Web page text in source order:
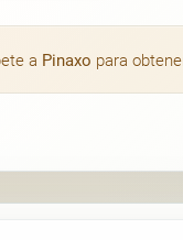
a Pinaxo para